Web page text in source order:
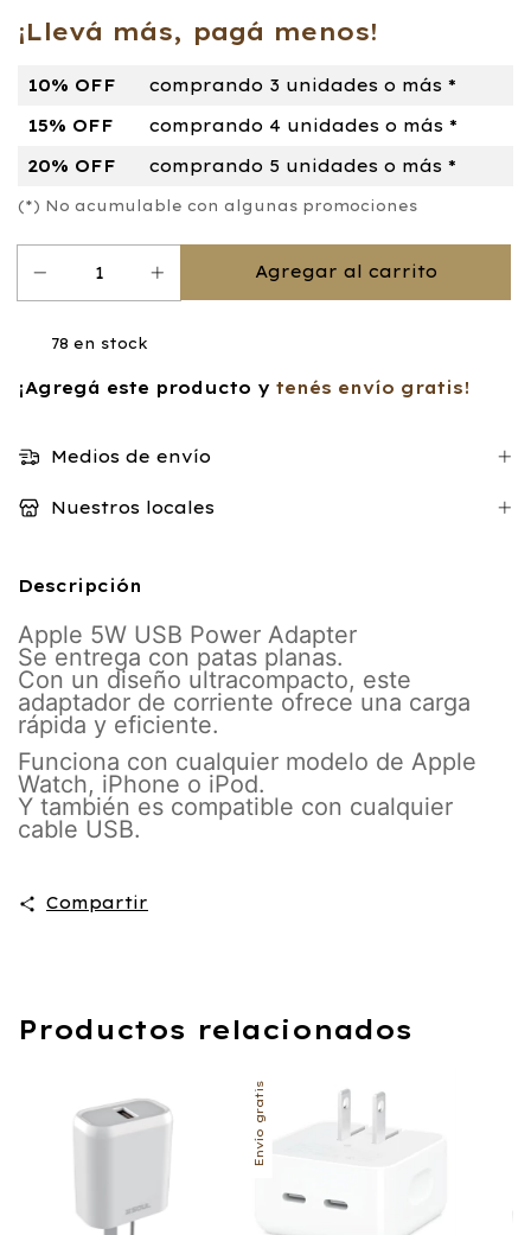
¡Llevá más, pagá menos!
10% OFF
comprando 3 unidades o más *
15% OFF
comprando 4 unidades o más *
20% OFF
comprando 5 unidades o más *
(*) No acumulable con algunas promociones
78 en stock
¡Agregá este producto y tenés envío gratis!
Medios de envío
Nuestros locales
Descripción
Apple 5W USB Power Adapter
Se entrega con patas planas.
Con un diseño ultracompacto, este
adaptador de corriente ofrece una carga
rápida y eficiente.
Funciona con cualquier modelo de Apple
Watch, iPhone o iPod.
Y también es compatible con cualquier
cable USB.
Compartir
Productos relacionados
Envío gratis